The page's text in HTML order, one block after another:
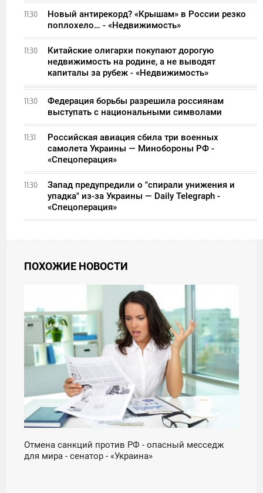
11:30
Новый антирекорд? «Крышам» в России резко
поплохело… - «Недвижимость»
11:30
Китайские олигархи покупают дорогую
недвижимость на родине, а не выводят
капиталы за рубеж - «Недвижимость»
11:30
Федерация борьбы разрешила россиянам
выступать с национальными символами
11:31
Российская авиация сбила три военных
самолета Украины — Минобороны РФ -
«Спецоперация»
11:30
Запад предупредили о "спирали унижения и
упадка" из-за Украины — Daily Telegraph -
«Спецоперация»
ПОХОЖИЕ НОВОСТИ
Отмена санкций против РФ - опасный месседж
для мира - сенатор - «Украина»